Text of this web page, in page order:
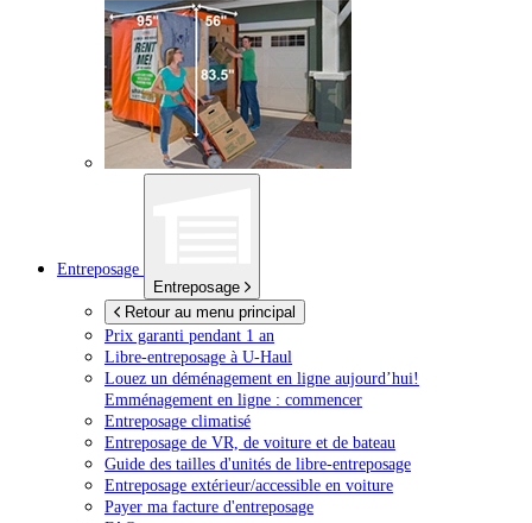
Entreposage
Entreposage
Retour au menu principal
Prix garanti pendant 1 an
Libre-entreposage à U-Haul
Louez un déménagement en ligne aujourd’hui!
Emménagement en ligne : commencer
Entreposage climatisé
Entreposage de VR, de voiture et de bateau
Guide des tailles d'unités de libre-entreposage
Entreposage extérieur/accessible en voiture
Payer ma facture d'entreposage